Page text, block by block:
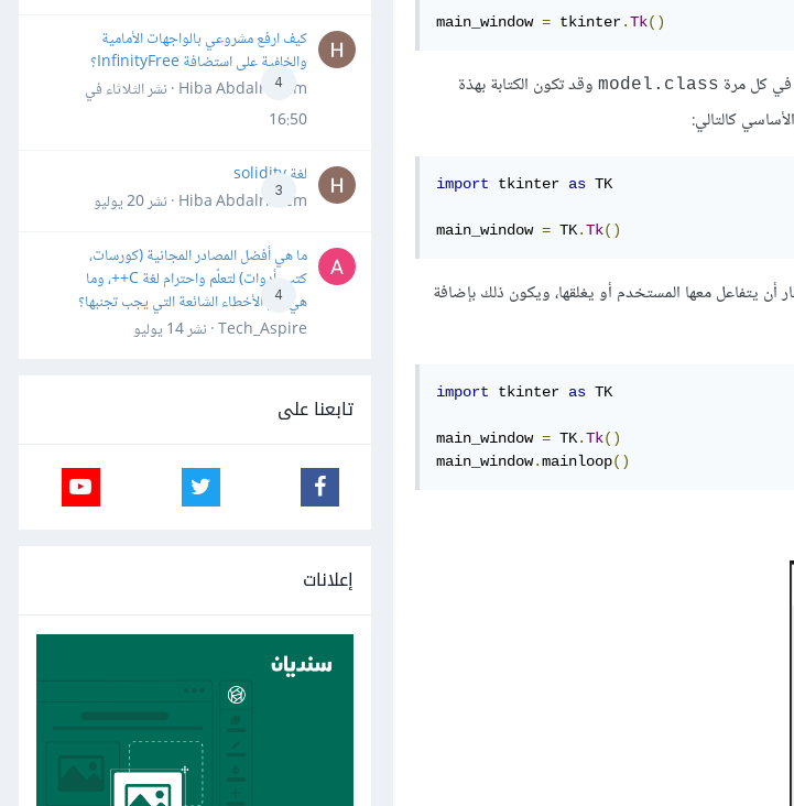
main_window = tkinter.Tk()
في كل مرة model.class وقد تكون الكتابة بهذة
كالتالي:
import tkinter as TK
main_window = TK.Tk()
أن يتفاعل معها المستخدم أو يغلقها، ويكون ذلك بإضافة
import tkinter as TK
main_window = TK.Tk()
main_window.mainloop()
4
كيف ارفع مشروعي بالواجهات الأمامية
والخلفية على استضافة InfinityFree؟
Hiba Abdalrheem · نشر
الثلاثاء في
16:50
3
لغة solidity
Hiba Abdalrheem · نشر
20 يوليو
4
ما هي أفضل المصادر المجانية (كورسات،
كتب، أدوات) لتعلّم واحترام لغة C++، وما
هي أهم الأخطاء الشائعة التي يجب تجنبها؟
Tech_Aspire · نشر
14 يوليو
تابعنا على
إعلانات